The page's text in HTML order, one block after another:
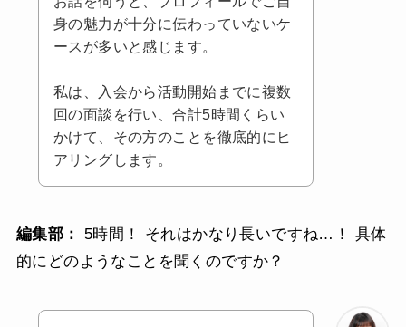
身の魅力が十分に伝わっていないケ
ースが多いと感じます。
私は、入会から活動開始までに複数
回の面談を行い、合計5時間くらい
かけて、その方のことを徹底的にヒ
アリングします。
編集部：
5時間！ それはかなり長いですね…！ 具体
的にどのようなことを聞くのですか？